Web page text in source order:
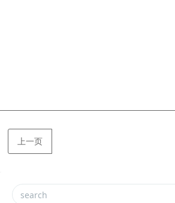
上一页